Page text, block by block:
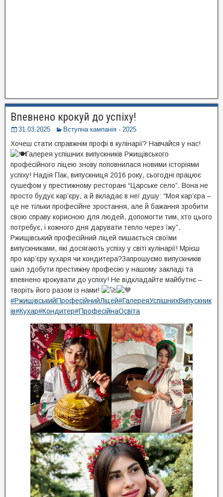
Впевнено крокуй до успіху!
31.03.2025 Вступна кампанія - 2025
Хочеш стати справжнім профі в кулінарії? Навчайся у нас!
Галерея успішних випускників Ржищівського
професійного ліцею знову поповнилася новими історіями
успіху! Надія Пак, випускниця 2016 року, сьогодні працює
сушефом у престижному ресторані “Царське село”. Вона не
просто будує кар’єру, а й вкладає в неї душу: “Моя кар’єра –
це не тільки професійне зростання, але й бажання зробити
свою справу корисною для людей, допомогти тим, хто цього
потребує, і кожного дня дарувати тепло через їжу”.
Ржищівський професійний ліцей пишається своїми
випускниками, які досягають успіху у світі кулінарії! Мрієш
про кар’єру кухаря чи кондитера?Запрошуємо випускників
шкіл здобути престижну професію у нашому закладі та
впевнено крокувати до успіху! Не відкладайте майбутнє –
творіть його разом із нами!
#РжищівськийПрофесійнийЛіцей#ГалереяУспішнихВипускник
ів#Кухар#Кондитер#ПрофесійнаОсвіта